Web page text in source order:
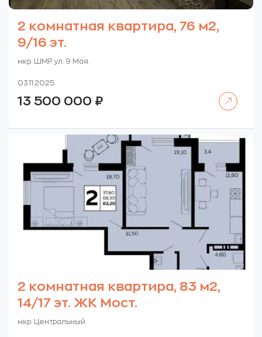
2 комнатная квартира, 76 м2,
9/16 эт.
мкр. ШМР. ул. 9 Мая.
03.11.2025
13 500 000 ₽
2 комнатная квартира, 83 м2,
14/17 эт. ЖК Мост.
мкр. Центральный.